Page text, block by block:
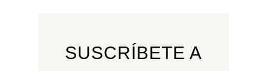
SUSCRÍBETE A